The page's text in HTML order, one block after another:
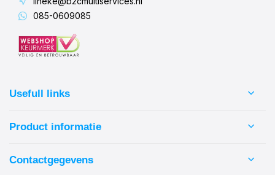
085-0609085
Usefull links
Product informatie
Contactgegevens